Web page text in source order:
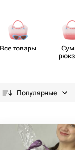
Все товары
Популярные